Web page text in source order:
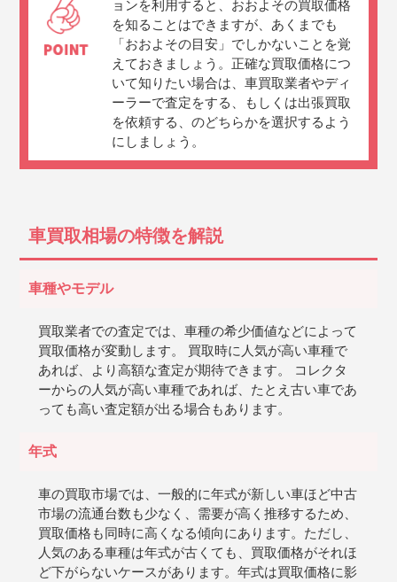
ョンを利用すると、おおよその買取価格
を知ることはできますが、あくまでも
「おおよその目安」でしかないことを覚
えておきましょう。正確な買取価格につ
いて知りたい場合は、車買取業者やディ
ーラーで査定をする、もしくは出張買取
を依頼する、のどちらかを選択するよう
にしましょう。
車買取相場の特徴を解説
車種やモデル
買取業者での査定では、車種の希少価値などによって
買取価格が変動します。 買取時に人気が高い車種で
あれば、より高額な査定が期待できます。 コレクタ
ーからの人気が高い車種であれば、たとえ古い車であ
っても高い査定額が出る場合もあります。
年式
車の買取市場では、一般的に年式が新しい車ほど中古
市場の流通台数も少なく、需要が高く推移するため、
買取価格も同時に高くなる傾向にあります。ただし、
人気のある車種は年式が古くても、買取価格がそれほ
ど下がらないケースがあります。年式は買取価格に影